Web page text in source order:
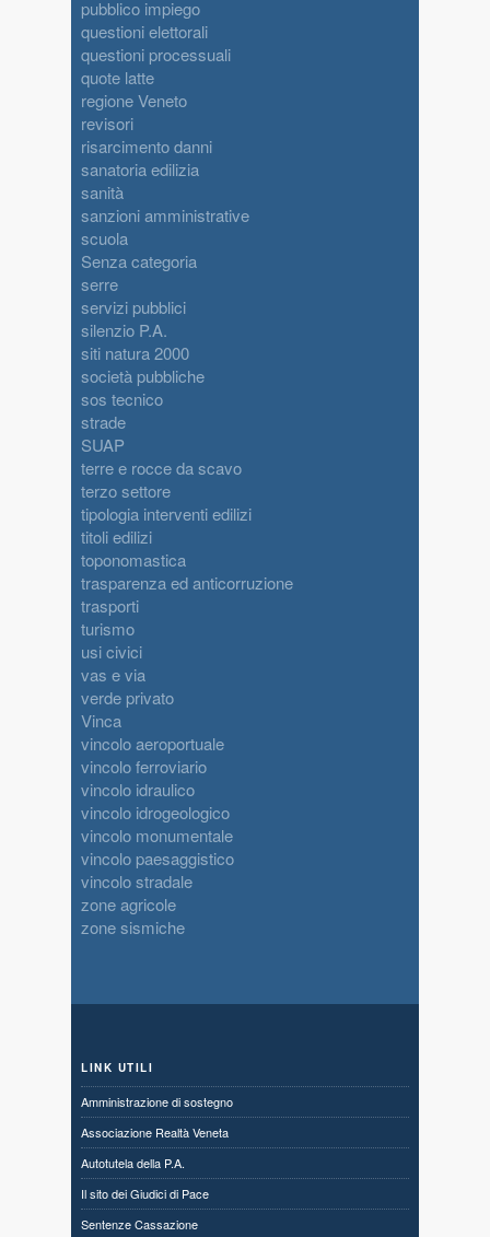
pubblico impiego
questioni elettorali
questioni processuali
quote latte
regione Veneto
revisori
risarcimento danni
sanatoria edilizia
sanità
sanzioni amministrative
scuola
Senza categoria
serre
servizi pubblici
silenzio P.A.
siti natura 2000
società pubbliche
sos tecnico
strade
SUAP
terre e rocce da scavo
terzo settore
tipologia interventi edilizi
titoli edilizi
toponomastica
trasparenza ed anticorruzione
trasporti
turismo
usi civici
vas e via
verde privato
Vinca
vincolo aeroportuale
vincolo ferroviario
vincolo idraulico
vincolo idrogeologico
vincolo monumentale
vincolo paesaggistico
vincolo stradale
zone agricole
zone sismiche
LINK UTILI
Amministrazione di sostegno
Associazione Realtà Veneta
Autotutela della P.A.
Il sito dei Giudici di Pace
Sentenze Cassazione